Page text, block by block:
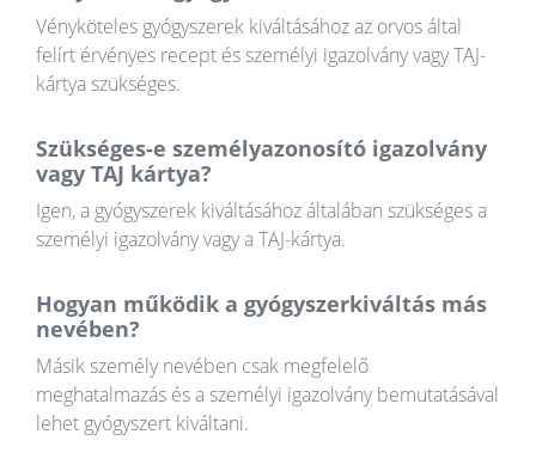
Vényköteles gyógyszerek kiváltásához az orvos által
felírt érvényes recept és személyi igazolvány vagy TAJ-
kártya szükséges.
Szükséges-e személyazonosító igazolvány
vagy TAJ kártya?
Igen, a gyógyszerek kiváltásához általában szükséges a
személyi igazolvány vagy a TAJ-kártya.
Hogyan működik a gyógyszerkiváltás más
nevében?
Másik személy nevében csak megfelelő
meghatalmazás és a személyi igazolvány bemutatásával
lehet gyógyszert kiváltani.